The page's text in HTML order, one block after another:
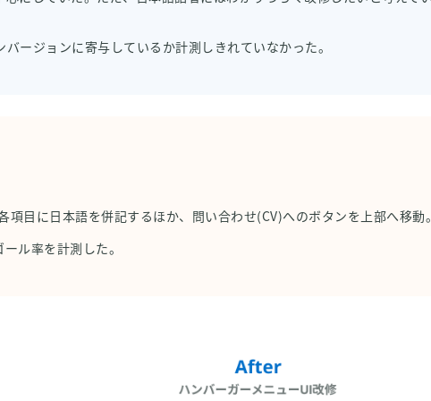
ージョンに寄与しているか計測しきれていなかった。
目に日本語を併記するほか、問い合わせ(CV)へのボタンを上部へ移動。
ル率を計測した。